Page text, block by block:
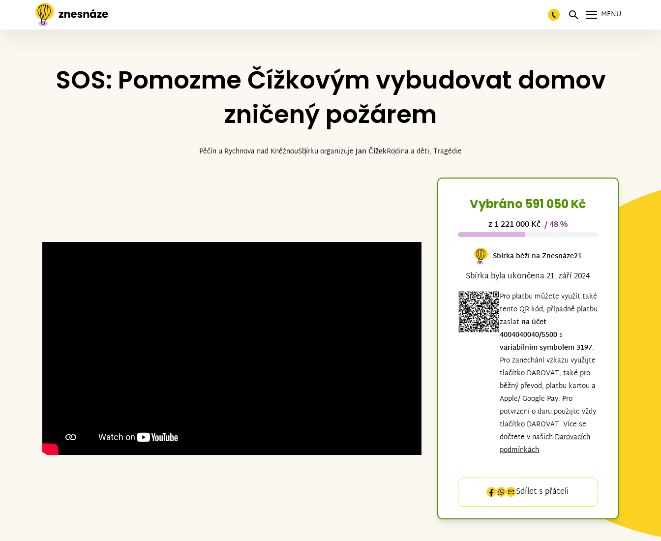
MENU
SOS: Pomozme Čížkovým vybudovat domov
zničený požárem
Pěčín u Rychnova nad KněžnouSbírku organizujeJan ČížekRodina a děti, Tragédie
Vybráno 591 050 Kč
z 1 221 000 Kč / 48 %
Sbírka běží na Znesnáze21
Sbírka byla ukončena 21. září 2024
Pro platbu můžete využít také
tento QR kód, případně platbu
zaslat na účet
4004040040/5500 s
variabilním symbolem 3197.
Pro zanechání vzkazu využijte
tlačítko DAROVAT, také pro
běžný převod, platbu kartou a
Apple/ Google Pay. Pro
potvrzení o daru použijte vždy
tlačítko DAROVAT. Více se
dočtete v našichDarovacích
podmínkách.
Sdílet s přáteli